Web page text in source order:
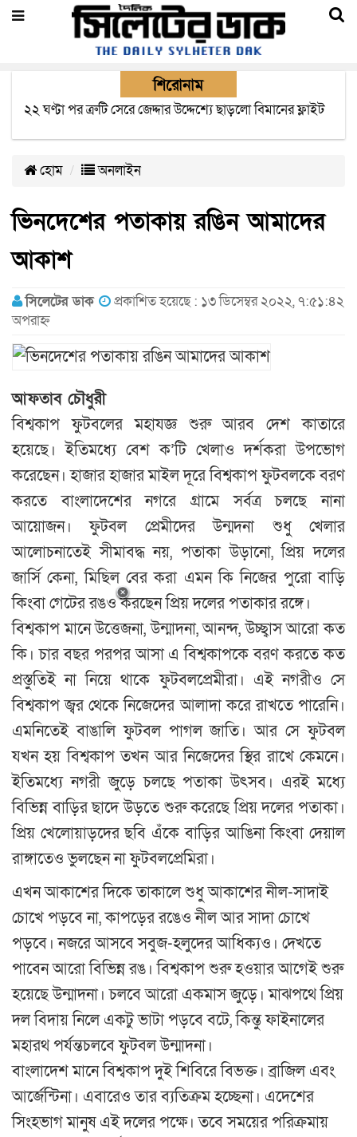
শিরোনাম
২২ ঘণ্টা পর ত্রুটি সেরে জেদ্দার উদ্দেশ্যে ছাড়লো বিমানের ফ্লাইট
হোম অনলাইন
ভিনদেশের পতাকায় রঙিন আমাদের
আকাশ
সিলেটের ডাক
প্রকাশিত হয়েছে : ১৩ ডিসেম্বর ২০২২, ৭:৫১:৪২
অপরাহ্ন
আফতাব চৌধুরী
বিশ্বকাপ ফুটবলের মহাযজ্ঞ শুরু আরব দেশ কাতারে
হয়েছে। ইতিমধ্যে বেশ ক’টি খেলাও দর্শকরা উপভোগ
করেছেন। হাজার হাজার মাইল দূরে বিশ্বকাপ ফুটবলকে বরণ
করতে বাংলাদেশের নগরে গ্রামে সর্বত্র চলছে নানা
আয়োজন। ফুটবল প্রেমীদের উন্মদনা শুধু খেলার
আলোচনাতেই সীমাবদ্ধ নয়, পতাকা উড়ানো, প্রিয় দলের
জার্সি কেনা, মিছিল বের করা এমন কি নিজের পুরো বাড়ি
কিংবা গেটের রঙও করছেন প্রিয় দলের পতাকার রঙ্গে।
বিশ্বকাপ মানে উত্তেজনা, উন্মাদনা, আনন্দ, উচ্ছ্বাস আরো কত
কি। চার বছর পরপর আসা এ বিশ্বকাপকে বরণ করতে কত
প্রস্তুতিই না নিয়ে থাকে ফুটবলপ্রেমীরা। এই নগরীও সে
বিশ্বকাপ জ্বর থেকে নিজেদের আলাদা করে রাখতে পারেনি।
এমনিতেই বাঙালি ফুটবল পাগল জাতি। আর সে ফুটবল
যখন হয় বিশ্বকাপ তখন আর নিজেদের স্থির রাখে কেমনে।
ইতিমধ্যে নগরী জুড়ে চলছে পতাকা উৎসব। এরই মধ্যে
বিভিন্ন বাড়ির ছাদে উড়তে শুরু করেছে প্রিয় দলের পতাকা।
প্রিয় খেলোয়াড়দের ছবি এঁকে বাড়ির আঙিনা কিংবা দেয়াল
রাঙ্গাতেও ভুলছেন না ফুটবলপ্রেমিরা।
এখন আকাশের দিকে তাকালে শুধু আকাশের নীল-সাদাই
চোখে পড়বে না, কাপড়ের রঙেও নীল আর সাদা চোখে
পড়বে। নজরে আসবে সবুজ-হলুদের আধিক্যও। দেখতে
পাবেন আরো বিভিন্ন রঙ। বিশ্বকাপ শুরু হওয়ার আগেই শুরু
হয়েছে উন্মাদনা। চলবে আরো একমাস জুড়ে। মাঝপথে প্রিয়
দল বিদায় নিলে একটু ভাটা পড়বে বটে, কিন্তু ফাইনালের
মহারথ পর্যন্তচলবে ফুটবল উন্মাদনা।
বাংলাদেশ মানে বিশ্বকাপ দুই শিবিরে বিভক্ত। ব্রাজিল এবং
আর্জেন্টিনা। এবারেও তার ব্যতিক্রম হচ্ছেনা। এদেশের
সিংহভাগ মানুষ এই দলের পক্ষে। তবে সময়ের পরিক্রমায়